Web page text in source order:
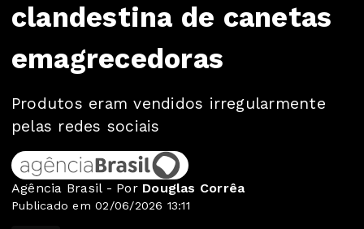
clandestina de canetas
emagrecedoras
Produtos eram vendidos irregularmente
pelas redes sociais
Agência Brasil - Por Douglas Corrêa
Publicado em 02/06/2026 13:11